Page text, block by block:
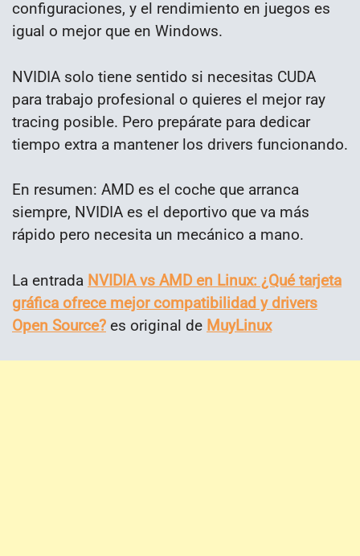
configuraciones, y el rendimiento en juegos es
igual o mejor que en Windows.
NVIDIA solo tiene sentido si necesitas CUDA
para trabajo profesional o quieres el mejor ray
tracing posible. Pero prepárate para dedicar
tiempo extra a mantener los drivers funcionando.
En resumen: AMD es el coche que arranca
siempre, NVIDIA es el deportivo que va más
rápido pero necesita un mecánico a mano.
La entrada NVIDIA vs AMD en Linux: ¿Qué tarjeta
gráfica ofrece mejor compatibilidad y drivers
Open Source? es original de MuyLinux